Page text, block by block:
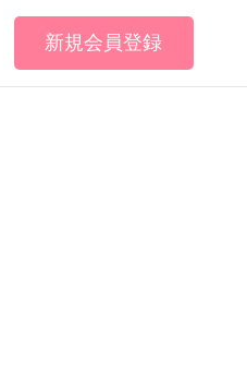
新規会員登録